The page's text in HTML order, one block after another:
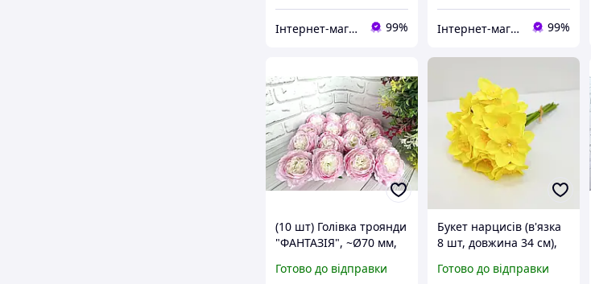
Інтернет-магазин "Хобі-плюс" 99% Інтернет-магазин "Хобі-плюс" 99%
(10 шт) Голівка троянди
"ФАНТАЗІЯ", ~Ø70 мм,
Готово до відправки
Букет нарцисів (в'язка
8 шт, довжина 34 см),
жовтою серединкою
Готово до відправки